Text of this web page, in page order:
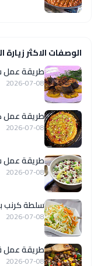
الوصفات الاكثر زيارة
طريقة عمل
2026-07-08
طريقة عمل
2026-07-08
طريقة عمل
2026-07-08
سلطة كرنب
2026-07-08
طريقة عمل
2026-07-08